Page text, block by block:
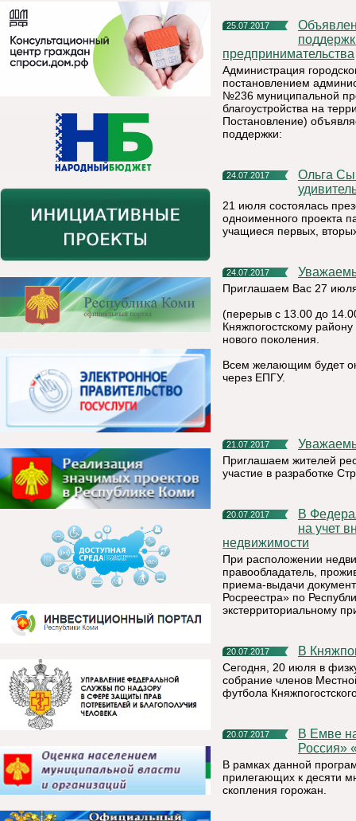
25.07.2017
Объявление о приеме заявок на получение финансовой
предпринимательства
Администрация
постановлением
№236 муниципальной
благоустройства на
Постановление)
поддержки:
24.07.2017
Ольга Сычугова: «Новый дневник расскажет школьникам об
21 июля состоялась
одноименного проекта
учащиеся первых,
24.07.2017
Приглашаем Вас 27
(перерыв с 13.00 до
Княжпогостскому
нового поколения.
Всем желающим будет
через ЕПГУ.
21.07.2017
Приглашаем жителей
участие в разработке
20.07.2017
В Федеральной кадастровой палате можно подать заявление
на учет
недвижимости
При расположении
правообладатель,
приема-выдачи
Росреестра» по
экстерриториальному
20.07.2017 В
Сегодня, 20 июля в
собрание членов
футбола
20.07.2017
В Емве началась реализация проекта партии «Единая
Россия»
В рамках данной
прилегающих к десяти
скопления горожан.